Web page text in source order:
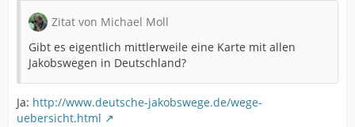
Zitat von Michael Moll
Gibt es eigentlich mittlerweile eine Karte mit allen
Jakobswegen in Deutschland?
Ja: http://www.deutsche-jakobswege.de/wege-
uebersicht.html